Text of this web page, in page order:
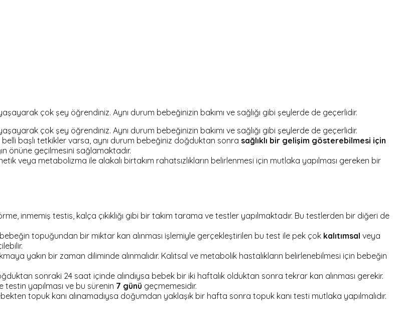
çok şey öğrendiniz. Aynı durum bebeğinizin bakımı ve sağlığı gibi şeylerde de geçerlidir.
çok şey öğrendiniz. Aynı durum bebeğinizin bakımı ve sağlığı gibi şeylerde de geçerlidir.
belli başlı tetkikler varsa, aynı durum bebeğiniz doğduktan sonra sağlıklı bir gelişim gösterebilmesi için
önüne geçilmesini sağlamaktadır.
veya metabolizma ile alakalı birtakım rahatsızlıkların belirlenmesi için mutlaka yapılması gereken bir
inmemiş testis, kalça çıkıklığı gibi bir takım tarama ve testler yapılmaktadır. Bu testlerden bir diğeri de
topuğundan bir miktar kan alınması işlemiyle gerçekleştirilen bu test ile pek çok kalıtımsal veya
yakın bir zaman diliminde alınmalıdır. Kalıtsal ve metabolik hastalıkların belirlenebilmesi için bebeğin
sonraki 24 saat içinde alındıysa bebek bir iki haftalık olduktan sonra tekrar kan alınması gerekir.
testin yapılması ve bu sürenin 7 günü geçmemesidir.
topuk kanı alınamadıysa doğumdan yaklaşık bir hafta sonra topuk kanı testi mutlaka yapılmalıdır.